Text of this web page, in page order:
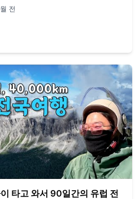
개인 이메일:
스타그램: song_forest 카메라:
13 드론: DJI Mini Pro3
전
타고 와서 90일간의 유럽 전